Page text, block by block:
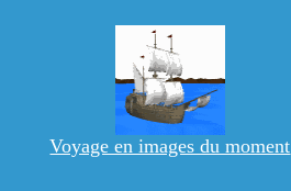
Voyage en images du moment